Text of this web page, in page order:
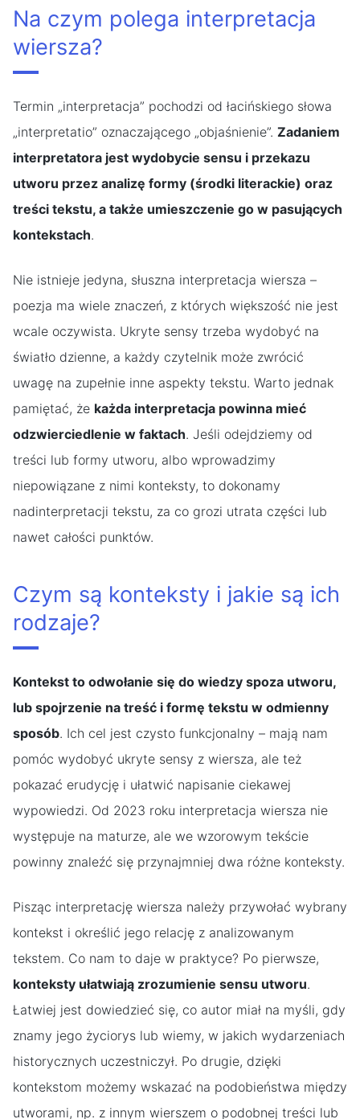
Na czym polega interpretacja
wiersza?
Termin „interpretacja” pochodzi od łacińskiego słowa
„interpretatio” oznaczającego „objaśnienie”. Zadaniem
interpretatora jest wydobycie sensu i przekazu
utworu przez analizę formy (środki literackie) oraz
treści tekstu, a także umieszczenie go w pasujących
kontekstach.
Nie istnieje jedyna, słuszna interpretacja wiersza –
poezja ma wiele znaczeń, z których większość nie jest
wcale oczywista. Ukryte sensy trzeba wydobyć na
światło dzienne, a każdy czytelnik może zwrócić
uwagę na zupełnie inne aspekty tekstu. Warto jednak
pamiętać, że każda interpretacja powinna mieć
odzwierciedlenie w faktach. Jeśli odejdziemy od
treści lub formy utworu, albo wprowadzimy
niepowiązane z nimi konteksty, to dokonamy
nadinterpretacji tekstu, za co grozi utrata części lub
nawet całości punktów.
Czym są konteksty i jakie są ich
rodzaje?
Kontekst to odwołanie się do wiedzy spoza utworu,
lub spojrzenie na treść i formę tekstu w odmienny
sposób. Ich cel jest czysto funkcjonalny – mają nam
pomóc wydobyć ukryte sensy z wiersza, ale też
pokazać erudycję i ułatwić napisanie ciekawej
wypowiedzi. Od 2023 roku interpretacja wiersza nie
występuje na maturze, ale we wzorowym tekście
powinny znaleźć się przynajmniej dwa różne konteksty.
Pisząc interpretację wiersza należy przywołać wybrany
kontekst i określić jego relację z analizowanym
tekstem. Co nam to daje w praktyce? Po pierwsze,
konteksty ułatwiają zrozumienie sensu utworu.
Łatwiej jest dowiedzieć się, co autor miał na myśli, gdy
znamy jego życiorys lub wiemy, w jakich wydarzeniach
historycznych uczestniczył. Po drugie, dzięki
kontekstom możemy wskazać na podobieństwa między
utworami, np. z innym wierszem o podobnej treści lub